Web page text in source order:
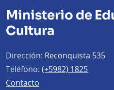
Ministerio de
Cultura
Dirección: Reconquista 535
Teléfono: (+5982) 1825
Contacto